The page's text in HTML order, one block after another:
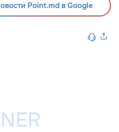
Point.md в Google